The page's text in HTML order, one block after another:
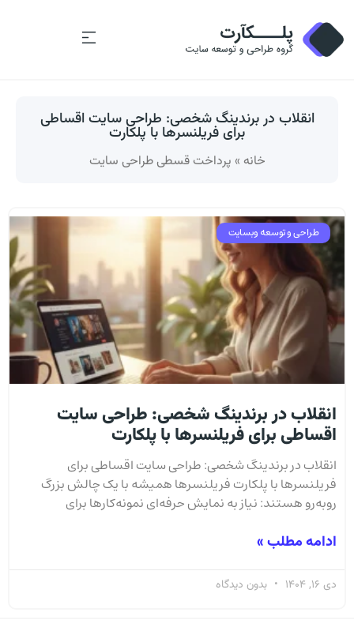
انقلاب در برندینگ شخصی: طراحی سایت اقساطی
برای فریلنسرها با پلکارت
خانه » پرداخت قسطی طراحی سایت
طراحی و توسعه وبسایت
انقلاب در برندینگ شخصی: طراحی سایت
اقساطی برای فریلنسرها با پلکارت
انقلاب در برندینگ شخصی: طراحی سایت اقساطی برای
فریلنسرها با پلکارت فریلنسرها همیشه با یک چالش بزرگ
روبه‌رو هستند: نیاز به نمایش حرفه‌ای نمونه‌کارها برای
ادامه مطلب »
دی 16, 1404 بدون دیدگاه